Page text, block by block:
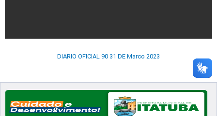
DIARIO OFICIAL 90 31 DE Marco 2023